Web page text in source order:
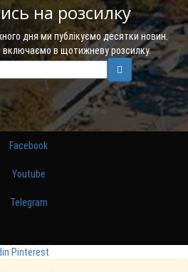
на розсилку
дня ми публікуємо десятки новин.
включаємо в щотижневу розсилку.
Facebook
Youtube
Telegram
Pinterest